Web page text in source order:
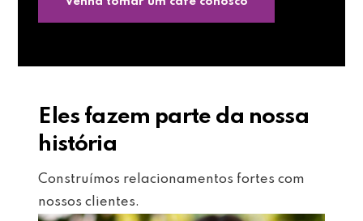
Eles fazem parte da nossa
história
Construímos relacionamentos fortes com
nossos clientes.